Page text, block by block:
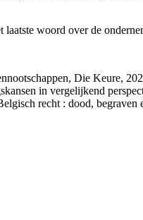
woord over de
Die Keure,
in vergelijkend
recht : dood,